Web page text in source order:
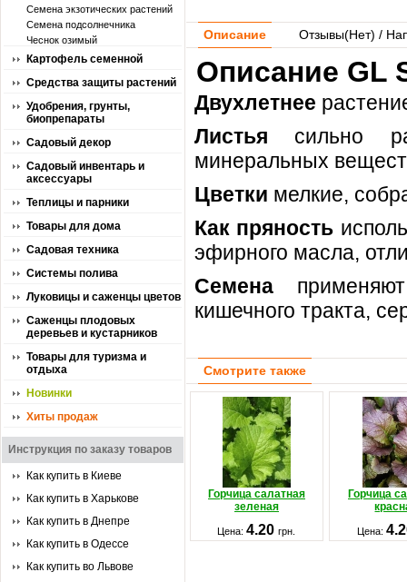
Семена экзотических растений
Семена подсолнечника
Чеснок озимый
Картофель семенной
Средства защиты растений
Удобрения, грунты,
биопрепараты
Садовый декор
Садовый инвентарь и
аксессуары
Теплицы и парники
Товары для дома
Садовая техника
Системы полива
Луковицы и саженцы цветов
Саженцы плодовых
деревьев и кустарников
Товары для туризма и
отдыха
Новинки
Хиты продаж
Инструкция по заказу товаров
Как купить в Киеве
Как купить в Харькове
Как купить в Днепре
Как купить в Одессе
Как купить во Львове
Описание Отзывы(Нет) /
Описание GL
Двухлетнее
Листья сильно
минеральных
Цветки мелкие,
Как пряность
эфирного масла,
Семена
кишечного тракта,
Смотрите также
Горчица салатная
зеленая
Горчица
Цена:4.20грн. Цена: